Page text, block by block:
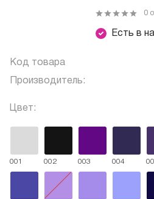
Есть в
0
Код товара
Производитель:
Цвет:
001 002 003 004